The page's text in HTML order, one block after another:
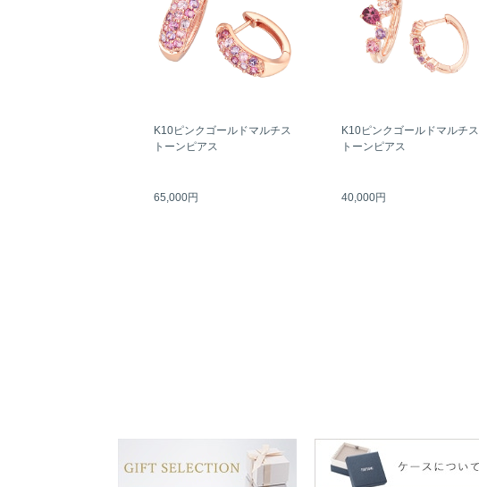
K10ピンクゴールドマルチス
トーンピアス
65,000円
K10ピンクゴールドマルチス
トーンピアス
40,000円